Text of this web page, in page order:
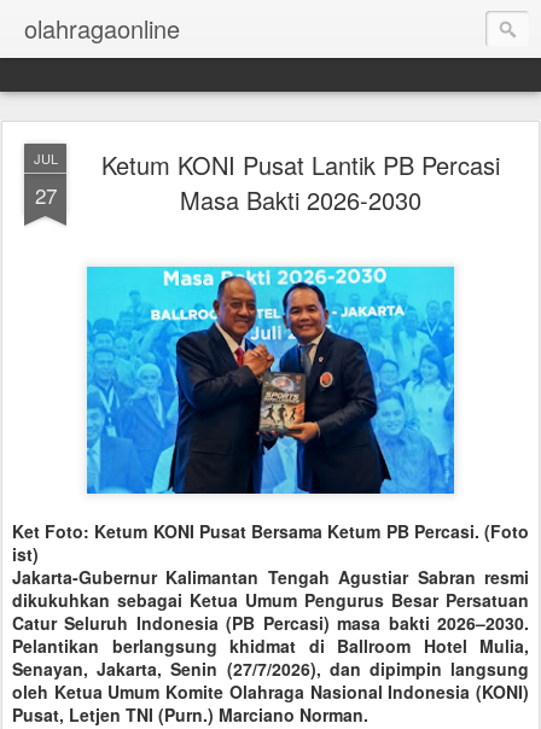
olahragaonline
JUL
27
Ketum KONI Pusat Lantik PB Percasi
Masa Bakti 2026-2030
Ket Foto: Ketum KONI Pusat Bersama Ketum PB Percasi. (Foto
ist)
Jakarta-Gubernur Kalimantan Tengah Agustiar Sabran resmi
dikukuhkan sebagai Ketua Umum Pengurus Besar Persatuan
Catur Seluruh Indonesia (PB Percasi) masa bakti 2026–2030.
Pelantikan berlangsung khidmat di Ballroom Hotel Mulia,
Senayan, Jakarta, Senin (27/7/2026), dan dipimpin langsung
oleh Ketua Umum Komite Olahraga Nasional Indonesia (KONI)
Pusat, Letjen TNI (Purn.) Marciano Norman.